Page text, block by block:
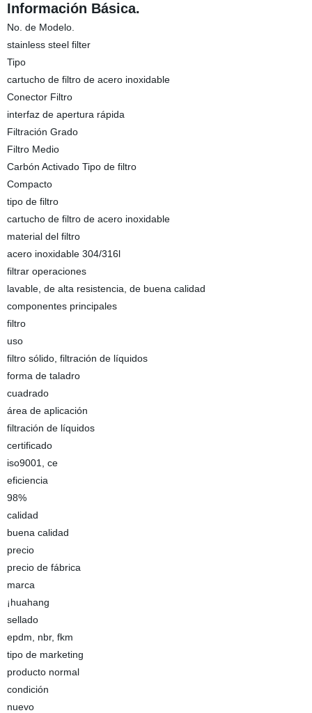
Información Básica.
No. de Modelo.
stainless steel filter
Tipo
cartucho de filtro de acero inoxidable
Conector Filtro
interfaz de apertura rápida
Filtración Grado
Filtro Medio
Carbón Activado Tipo de filtro
Compacto
tipo de filtro
cartucho de filtro de acero inoxidable
material del filtro
acero inoxidable 304/316l
filtrar operaciones
lavable, de alta resistencia, de buena calidad
componentes principales
filtro
uso
filtro sólido, filtración de líquidos
forma de taladro
cuadrado
área de aplicación
filtración de líquidos
certificado
iso9001, ce
eficiencia
98%
calidad
buena calidad
precio
precio de fábrica
marca
¡huahang
sellado
epdm, nbr, fkm
tipo de marketing
producto normal
condición
nuevo